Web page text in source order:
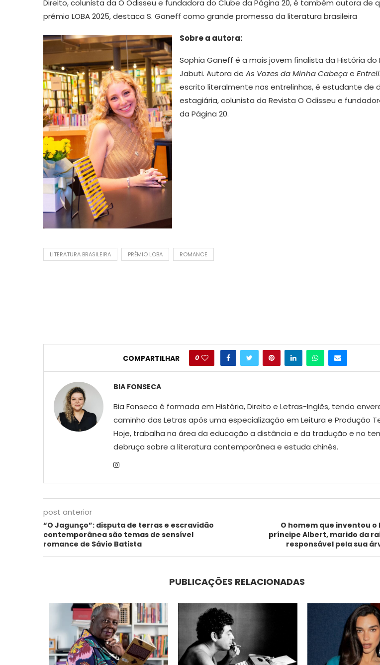
Direito, colunista da O Odisseu e fundadora do Clube da Página 20, é também autora de
prêmio LOBA 2025, destaca S. Ganeff como grande promessa da literatura brasileira
Sobre a autora:
Sophia Ganeff é a mais jovem finalista da História do
Jabuti. Autora de As Vozes da Minha Cabeçae
escrito literalmente nas entrelinhas, é estudante de
estagiária, colunista da Revista O Odisseu e
da Página 20.
LITERATURA BRASILEIRA PRÊMIO LOBA ROMANCE
COMPARTILHAR 0
BIA FONSECA
Bia Fonseca é formada em História, Direito e Letras-Inglês, tendo
caminho das Letras após uma especialização em Leitura e Produção
Hoje, trabalha na área da educação a distância e da tradução e no
debruça sobre a literatura contemporânea e estuda chinês.
post anterior
“O Jagunço”: disputa de terras e escravidão
contemporânea são temas de sensível
romance de Sávio Batista
O homem que inventou o
príncipe Albert, marido da
responsável pela sua
PUBLICAÇÕES RELACIONADAS